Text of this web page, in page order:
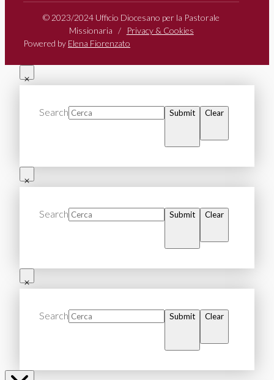
© 2023/2024 Ufficio Diocesano per la Pastorale
Missionaria /
Privacy & Cookies
Powered by Elena Fiorenzato
Search Submit Clear
Search Submit Clear
Search Submit Clear